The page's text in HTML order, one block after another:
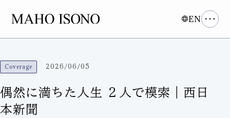
EN
Coverage 2026/06/05
偶然に満ちた人生 ２人で模索｜西日
本新聞